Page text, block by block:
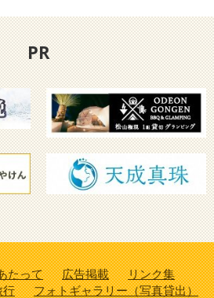
PR
たって 広告掲載
リンク集
行 フォトギャラリー（写真貸出）